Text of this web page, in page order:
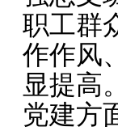
职工群
作作风
显提高
党建方